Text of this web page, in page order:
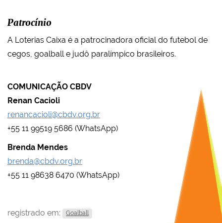
Patrocínio
A Loterias Caixa é a patrocinadora oficial do futebol de
cegos, goalball e judô paralímpico brasileiros.
COMUNICAÇÃO CBDV
Renan Cacioli
renancacioli@cbdv.org.br
+55 11 99519 5686 (WhatsApp)
Brenda Mendes
brenda@cbdv.org.br
+55 11 98638 6470 (WhatsApp)
registrado em: Goalball